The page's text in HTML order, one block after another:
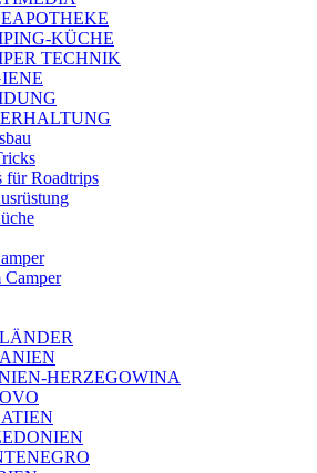
KÜCHE
TECHNIK
für Roadtrips
Camper
HERZEGOWINA